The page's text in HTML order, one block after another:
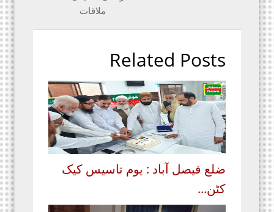
ملاقات
Related Posts
ضلع فیصل آباد : یوم تاسیس کیک
کٹن...